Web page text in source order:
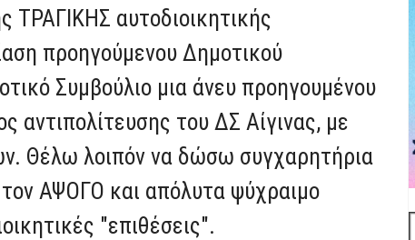
ΤΡΑΓΙΚΗΣ αυτοδιοικητικής
προηγούμενου Δημοτικού
Συμβούλιο μια άνευ προηγουμένου
αντιπολίτευσης του ΔΣ Αίγινας, με
Θέλω λοιπόν να δώσω συγχαρητήρια
ΑΨΟΓΟ και απόλυτα ψύχραιμο
"επιθέσεις".